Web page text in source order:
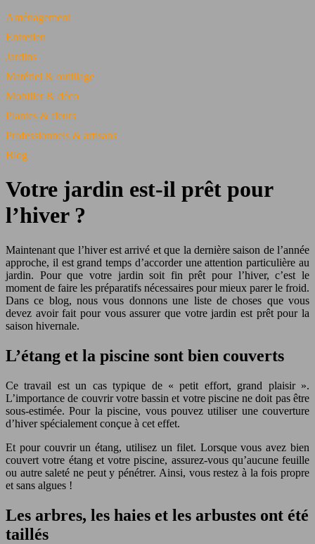
Aménagement
Entretien
Jardins
Matériel & outillage
Mobilier & déco
Plantes & fleurs
Professionnels & artisans
Blog
Votre jardin est-il prêt pour
l’hiver ?
Maintenant que l’hiver est arrivé et que la dernière saison de l’année
approche, il est grand temps d’accorder une attention particulière au
jardin. Pour que votre jardin soit fin prêt pour l’hiver, c’est le
moment de faire les préparatifs nécessaires pour mieux parer le froid.
Dans ce blog, nous vous donnons une liste de choses que vous
devez avoir fait pour vous assurer que votre jardin est prêt pour la
saison hivernale.
L’étang et la piscine sont bien couverts
Ce travail est un cas typique de « petit effort, grand plaisir ».
L’importance de couvrir votre bassin et votre piscine ne doit pas être
sous-estimée. Pour la piscine, vous pouvez utiliser une couverture
d’hiver spécialement conçue à cet effet.
Et pour couvrir un étang, utilisez un filet. Lorsque vous avez bien
couvert votre étang et votre piscine, assurez-vous qu’aucune feuille
ou autre saleté ne peut y pénétrer. Ainsi, vous restez à la fois propre
et sans algues !
Les arbres, les haies et les arbustes ont été
taillés